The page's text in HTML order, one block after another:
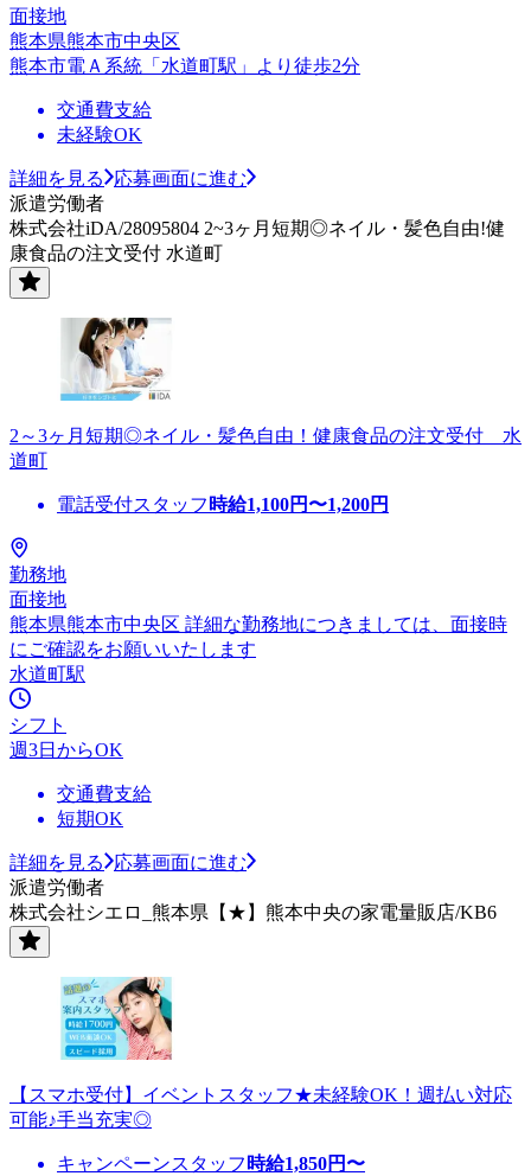
面接地
熊本県熊本市中央区
熊本市電Ａ系統「水道町駅」より徒歩2分
交通費支給
未経験OK
詳細を見る
応募画面に進む
派遣労働者
株式会社iDA/28095804 2~3ヶ月短期◎ネイル・髪色自由!健
康食品の注文受付 水道町
2～3ヶ月短期◎ネイル・髪色自由！健康食品の注文受付 水
道町
電話受付スタッフ 時給1,100円〜1,200円
勤務地
面接地
熊本県熊本市中央区 詳細な勤務地につきましては、面接時
にご確認をお願いいたします
水道町駅
シフト
週3日からOK
交通費支給
短期OK
詳細を見る
応募画面に進む
派遣労働者
株式会社シエロ_熊本県【★】熊本中央の家電量販店/KB6
【スマホ受付】イベントスタッフ★未経験OK！週払い対応
可能♪手当充実◎
キャンペーンスタッフ 時給1,850円〜